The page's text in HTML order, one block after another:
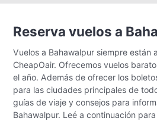
Reserva vuelos a
Vuelos a Bahawalpur siempre están
CheapOair. Ofrecemos vuelos
el año. Además de ofrecer los
para las ciudades principales de
guías de viaje y consejos para
Bahawalpur. Leé a continuación